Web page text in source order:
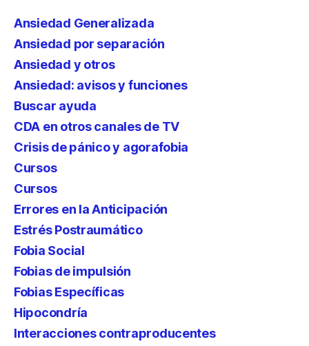
Ansiedad Generalizada
Ansiedad por separación
Ansiedad y otros
Ansiedad: avisos y funciones
Buscar ayuda
CDA en otros canales de TV
Crisis de pánico y agorafobia
Cursos
Cursos
Errores en la Anticipación
Estrés Postraumático
Fobia Social
Fobias de impulsión
Fobias Específicas
Hipocondría
Interacciones contraproducentes